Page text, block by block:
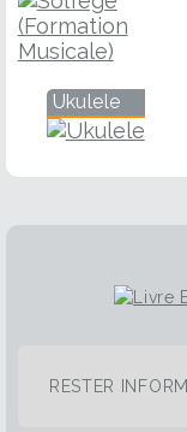
Ukulele
RESTER